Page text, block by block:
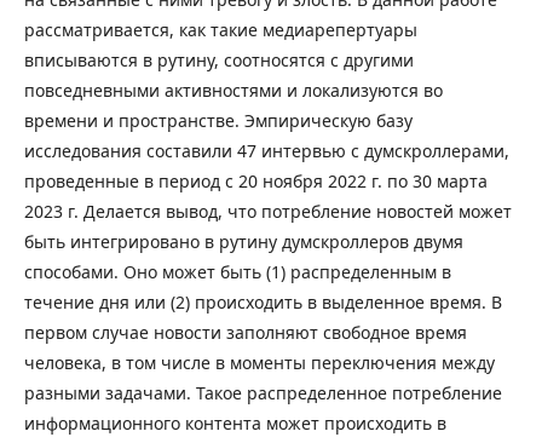
рассматривается, как такие медиарепертуары
вписываются в рутину, соотносятся с другими
повседневными активностями и локализуются во
времени и пространстве. Эмпирическую базу
исследования составили 47 интервью с думскроллерами,
проведенные в период с 20 ноября 2022 г. по 30 марта
2023 г. Делается вывод, что потребление новостей может
быть интегрировано в рутину думскроллеров двумя
способами. Оно может быть (1) распределенным в
течение дня или (2) происходить в выделенное время. В
первом случае новости заполняют свободное время
человека, в том числе в моменты переключения между
разными задачами. Такое распределенное потребление
информационного контента может происходить в